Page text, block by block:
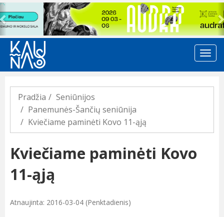
Previous
Pradžia
Seniūnijos
Panemunės-Šančių seniūnija
Kviečiame paminėti Kovo 11-ąją
Kviečiame paminėti Kovo
11-ąją
Atnaujinta: 2016-03-04 (Penktadienis)